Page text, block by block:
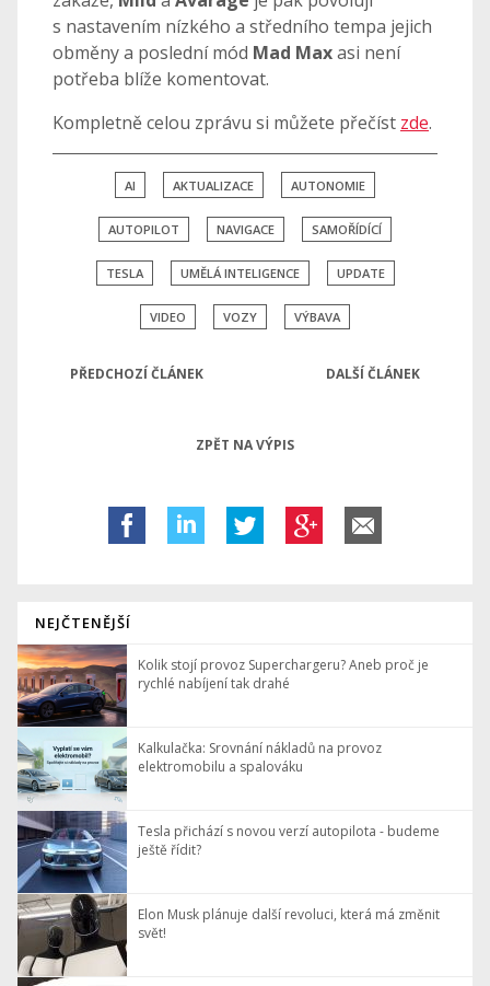
s nastavením nízkého a středního tempa jejich
obměny a poslední mód Mad Maxasi není
potřeba blíže komentovat.
Kompletně celou zprávu si můžete přečíst zde.
AI AKTUALIZACE AUTONOMIE
AUTOPILOT NAVIGACE SAMOŘÍDÍCÍ
TESLA UMĚLÁ INTELIGENCE UPDATE
VIDEO VOZY VÝBAVA
PŘEDCHOZÍ ČLÁNEK DALŠÍ ČLÁNEK
ZPĚT NA VÝPIS
NEJČTENĚJŠÍ
Kolik stojí provoz Superchargeru? Aneb proč je
rychlé nabíjení tak drahé
Kalkulačka: Srovnání nákladů na provoz
elektromobilu a spalováku
Tesla přichází s novou verzí autopilota - budeme
ještě řídit?
Elon Musk plánuje další revoluci, která má změnit
svět!